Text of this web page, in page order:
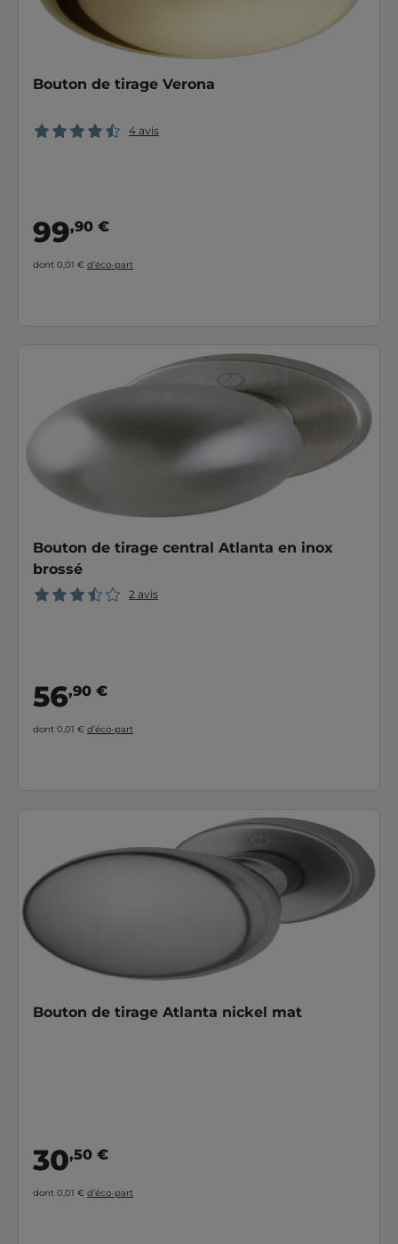
Bouton de tirage Verona
4 avis
99,90 €
dont 0,01 € d’éco-part
Bouton de tirage central Atlanta en inox
brossé
2 avis
56,90 €
dont 0,01 € d’éco-part
Bouton de tirage Atlanta nickel mat
30,50 €
dont 0,01 € d’éco-part